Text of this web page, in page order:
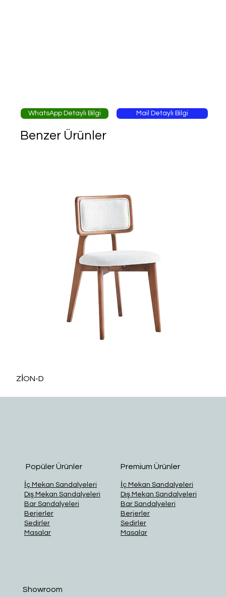
WhatsApp Detaylı Bilgi Mail Detaylı Bilgi
Benzer Ürünler
ZİON-D
Showroom
Popüler Ürünler
İç Mekan Sandalyeleri
Dış Mekan Sandalyeleri
Bar Sandalyeleri
Berjerler
Sedirler
Masalar
Premium Ürünler
İç Mekan Sandalyeleri
Dış Mekan Sandalyeleri
Bar Sandalyeleri
Berjerler
Sedirler
Masalar